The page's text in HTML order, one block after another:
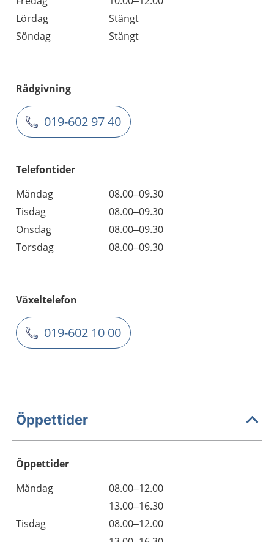
Lördag
Stängt
Söndag
Stängt
Rådgivning
019-602 97 40
Telefontider
Måndag
08.00–09.30
Tisdag
08.00–09.30
Onsdag
08.00–09.30
Torsdag
08.00–09.30
Växeltelefon
019-602 10 00
Öppettider
Öppettider
Dag
Öppettider
Kommentarer
Måndag
08.00–12.00
13.00–16.30
Tisdag
08.00–12.00